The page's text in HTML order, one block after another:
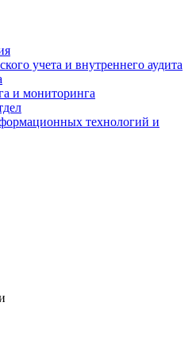
учета и внутреннего аудита
и мониторинга
технологий и